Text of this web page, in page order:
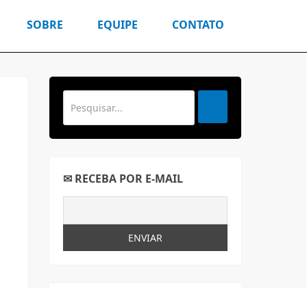
SOBRE EQUIPE CONTATO
✉ RECEBA POR E-MAIL